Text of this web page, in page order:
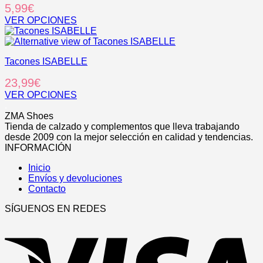
la
página
de
producto
variantes.
Las
opciones
se
elegir
la
página
producto
5,99€
VER OPCIONES
Este
producto
múltiples
Las
opciones
pueden
elegir
en
la
producto
Tacones ISABELLE
23,99€
VER OPCIONES
producto
tiene
múltiples
variantes.
opciones
pueden
en
de
producto
ZMA Shoes
Tienda de calzado y complementos que lleva trabajando
desde 2009 con la mejor selección en calidad y tendencias.
INFORMACIÓN
Inicio
Envíos y devoluciones
Contacto
SÍGUENOS EN REDES